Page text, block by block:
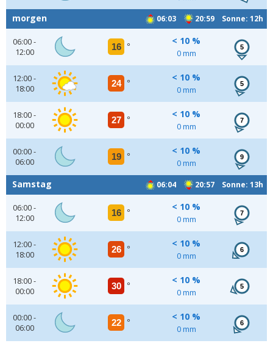
06:03 20:59 Sonne: 12h
morgen
06:00 -
12:00
16 °
< 10 %
0 mm
5
12:00 -
18:00
24 °
< 10 %
0 mm
5
18:00 -
00:00
27 °
< 10 %
0 mm
7
00:00 -
06:00
19 °
< 10 %
0 mm
9
06:04 20:57 Sonne: 13h
Samstag
06:00 -
12:00
16 °
< 10 %
0 mm
7
12:00 -
18:00
26 °
< 10 %
0 mm
6
18:00 -
00:00
30 °
< 10 %
0 mm
5
00:00 -
06:00
22 °
< 10 %
0 mm
6